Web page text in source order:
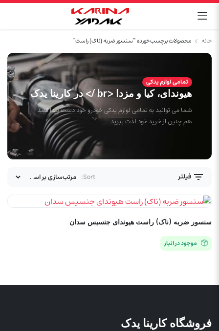
خانه محصولات برچسب خورده “سنسور ضربه (ناک) راست”
تمامی لوازم یدکی
هیوندای، کیا و مزدا <br /> در کارینا یدک
شما می توانید به تمامی لوازم یدکی خودرو خود دست پیدا کنید
هم چنین از خرید خود لذت ببرید
فیلتر Sort:
سنسور ضربه (ناک) راست هیوندای جنسیس سدان
موجود در انبار
فروشگاه کارینا یدک